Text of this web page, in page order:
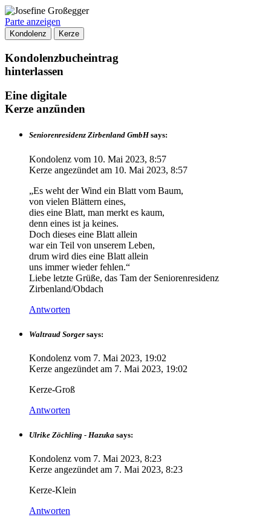
Parte anzeigen
Kondolenz Kerze
Kondolenzbucheintrag
hinterlassen
Eine digitale
Kerze anzünden
Seniorenresidenz Zirbenland GmbH says:
Kondolenz vom 10. Mai 2023, 8:57
Kerze angezündet am 10. Mai 2023, 8:57
„Es weht der Wind ein Blatt vom Baum,
von vielen Blättern eines,
dies eine Blatt, man merkt es kaum,
denn eines ist ja keines.
Doch dieses eine Blatt allein
war ein Teil von unserem Leben,
drum wird dies eine Blatt allein
uns immer wieder fehlen.“
Liebe letzte Grüße, das Tam der Seniorenresidenz
Zirbenland/Obdach
Antworten
Waltraud Sorger says:
Kondolenz vom 7. Mai 2023, 19:02
Kerze angezündet am 7. Mai 2023, 19:02
Kerze-Groß
Antworten
Ulrike Zöchling - Hazuka says:
Kondolenz vom 7. Mai 2023, 8:23
Kerze angezündet am 7. Mai 2023, 8:23
Kerze-Klein
Antworten